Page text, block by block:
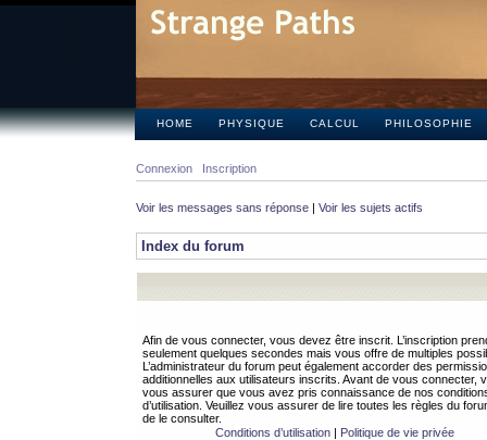
HOME PHYSIQUE CALCUL PHILOSOPHIE
Connexion Inscription
Voir les messages sans réponse | Voir les sujets actifs
Index du forum
Afin de vous connecter, vous devez être inscrit. L’inscription
seulement quelques secondes mais vous offre de multiples
L’administrateur du forum peut également accorder des
additionnelles aux utilisateurs inscrits. Avant de vous connecter,
vous assurer que vous avez pris connaissance de nos
d’utilisation. Veuillez vous assurer de lire toutes les règles du
de le consulter.
Conditions d’utilisation| Politique de vie privée